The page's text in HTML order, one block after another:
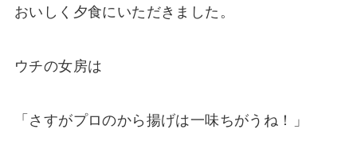
おいしく夕食にいただきました。
ウチの女房は
「さすがプロのから揚げは一味ちがうね！」